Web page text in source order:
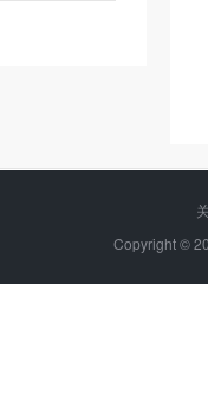
Copyright ©